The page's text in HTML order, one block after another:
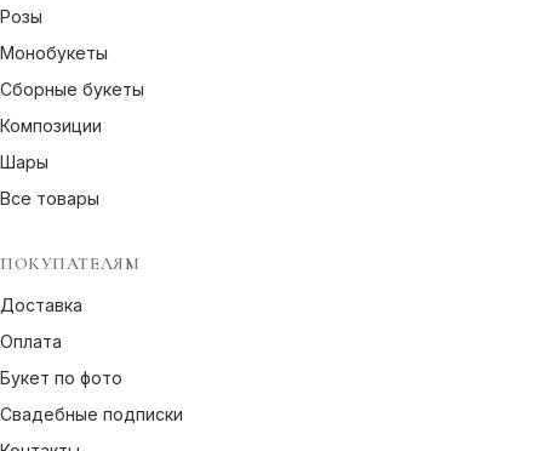
Розы
Монобукеты
Сборные букеты
Композиции
Шары
Все товары
ПОКУПАТЕЛЯМ
Доставка
Оплата
Букет по фото
Свадебные подписки